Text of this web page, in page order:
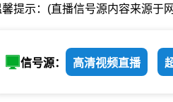
馨提示：(直播信号源内容来源于
信号源： 高清视频直播